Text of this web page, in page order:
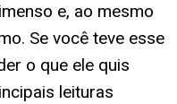
e, ao mesmo
Se você teve esse
o que ele quis
leituras